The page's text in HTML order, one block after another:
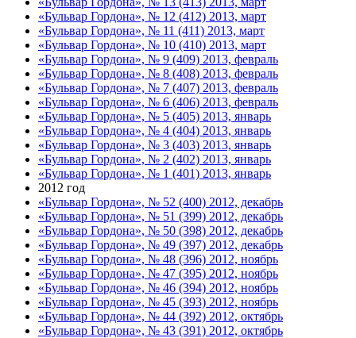
«Бульвар Гордона», № 12 (412) 2013, март
«Бульвар Гордона», № 11 (411) 2013, март
«Бульвар Гордона», № 10 (410) 2013, март
«Бульвар Гордона», № 9 (409) 2013, февраль
«Бульвар Гордона», № 8 (408) 2013, февраль
«Бульвар Гордона», № 7 (407) 2013, февраль
«Бульвар Гордона», № 6 (406) 2013, февраль
«Бульвар Гордона», № 5 (405) 2013, январь
«Бульвар Гордона», № 4 (404) 2013, январь
«Бульвар Гордона», № 3 (403) 2013, январь
«Бульвар Гордона», № 2 (402) 2013, январь
«Бульвар Гордона», № 1 (401) 2013, январь
2012 год
«Бульвар Гордона», № 52 (400) 2012, декабрь
«Бульвар Гордона», № 51 (399) 2012, декабрь
«Бульвар Гордона», № 50 (398) 2012, декабрь
«Бульвар Гордона», № 49 (397) 2012, декабрь
«Бульвар Гордона», № 48 (396) 2012, ноябрь
«Бульвар Гордона», № 47 (395) 2012, ноябрь
«Бульвар Гордона», № 46 (394) 2012, ноябрь
«Бульвар Гордона», № 45 (393) 2012, ноябрь
«Бульвар Гордона», № 44 (392) 2012, октябрь
«Бульвар Гордона», № 43 (391) 2012, октябрь